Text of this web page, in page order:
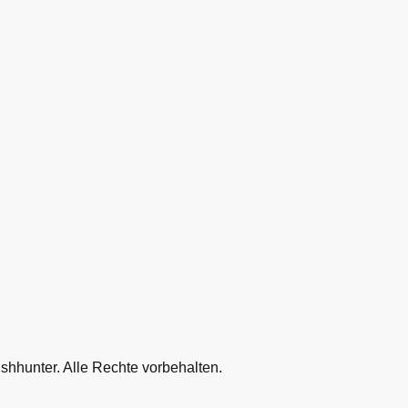
Alle Rechte vorbehalten.